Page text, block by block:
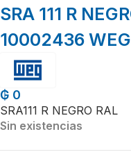
SRA 111 R
10002436 WEG
₲ 0
SRA111 R NEGRO RAL
Sin existencias